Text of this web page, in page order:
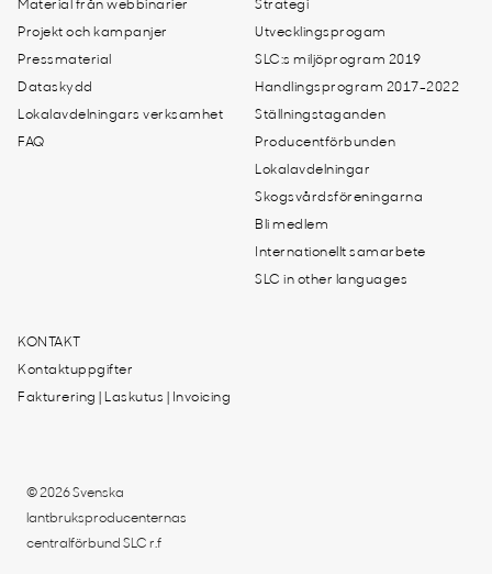
Material från webbinarier
Projekt och kampanjer
Pressmaterial
Dataskydd
Lokalavdelningars verksamhet
FAQ
Strategi
Utvecklingsprogam
SLC:s miljöprogram 2019
Handlingsprogram 2017-2022
Ställningstaganden
Producentförbunden
Lokalavdelningar
Skogsvårdsföreningarna
Bli medlem
Internationellt samarbete
SLC in other languages
KONTAKT
Kontaktuppgifter
Fakturering | Laskutus | Invoicing
© 2026 Svenska
lantbruksproducenternas
centralförbund SLC r.f